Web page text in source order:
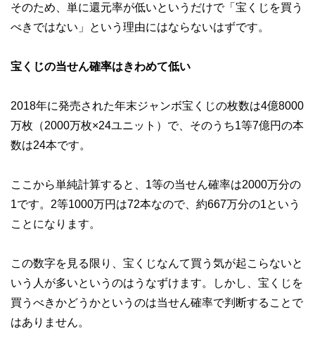
そのため、単に還元率が低いというだけで「宝くじを買う
べきではない」という理由にはならないはずです。
宝くじの当せん確率はきわめて低い
2018年に発売された年末ジャンボ宝くじの枚数は4億8000
万枚（2000万枚×24ユニット）で、そのうち1等7億円の本
数は24本です。
ここから単純計算すると、1等の当せん確率は2000万分の
1です。2等1000万円は72本なので、約667万分の1という
ことになります。
この数字を見る限り、宝くじなんて買う気が起こらないと
いう人が多いというのはうなずけます。しかし、宝くじを
買うべきかどうかというのは当せん確率で判断することで
はありません。